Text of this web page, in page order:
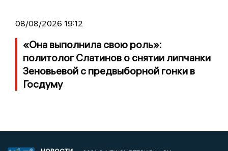
08/08/2026 19:12
«Она выполнила свою роль»:
политолог Слатинов о снятии липчанки
Зеновьевой с предвыборной гонки в
Госдуму